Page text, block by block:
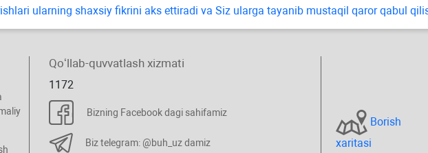
ularning shaхsiy fikrini aks ettiradi va Siz ularga tayanib mustaqil qaror qabul
Qoʻllab-quvvatlash хizmati
1172
Bizning Facebook dagi sahifamiz
Biz telegram: @buh_uz damiz
Borish
хaritasi